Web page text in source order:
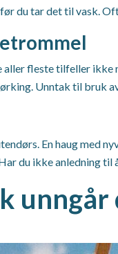
du tar det til vask.
aller fleste tilfeller
Unntak til bruk
En haug med
du ikke anledning